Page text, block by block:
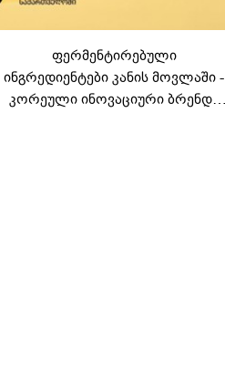
ფერმენტირებული
ინგრედიენტები კანის მოვლაში -
კორეული ინოვაციური ბრენდი